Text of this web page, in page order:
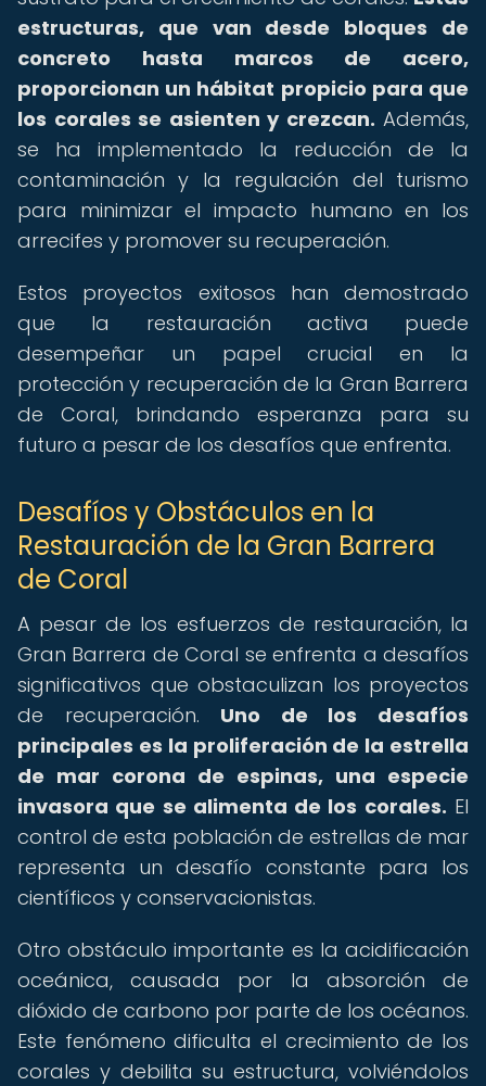
estructuras, que van desde bloques de
concreto hasta marcos de acero,
proporcionan un hábitat propicio para que
los corales se asienten y crezcan. Además,
se ha implementado la reducción de la
contaminación y la regulación del turismo
para minimizar el impacto humano en los
arrecifes y promover su recuperación.
Estos proyectos exitosos han demostrado
que la restauración activa puede
desempeñar un papel crucial en la
protección y recuperación de la Gran Barrera
de Coral, brindando esperanza para su
futuro a pesar de los desafíos que enfrenta.
Desafíos y Obstáculos en la
Restauración de la Gran Barrera
de Coral
A pesar de los esfuerzos de restauración, la
Gran Barrera de Coral se enfrenta a desafíos
significativos que obstaculizan los proyectos
de recuperación. Uno de los desafíos
principales es la proliferación de la estrella
de mar corona de espinas, una especie
invasora que se alimenta de los corales. El
control de esta población de estrellas de mar
representa un desafío constante para los
científicos y conservacionistas.
Otro obstáculo importante es la acidificación
oceánica, causada por la absorción de
dióxido de carbono por parte de los océanos.
Este fenómeno dificulta el crecimiento de los
corales y debilita su estructura, volviéndolos